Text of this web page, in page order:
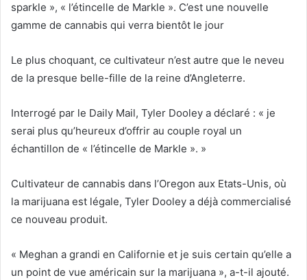
sparkle », « l’étincelle de Markle ». C’est une nouvelle
gamme de cannabis qui verra bientôt le jour
Le plus choquant, ce cultivateur n’est autre que le neveu
de la presque belle-fille de la reine d’Angleterre.
Interrogé par le Daily Mail, Tyler Dooley a déclaré : « je
serai plus qu’heureux d’offrir au couple royal un
échantillon de « l’étincelle de Markle ». »
Cultivateur de cannabis dans l’Oregon aux Etats-Unis, où
la marijuana est légale, Tyler Dooley a déjà commercialisé
ce nouveau produit.
« Meghan a grandi en Californie et je suis certain qu’elle a
un point de vue américain sur la marijuana », a-t-il ajouté.